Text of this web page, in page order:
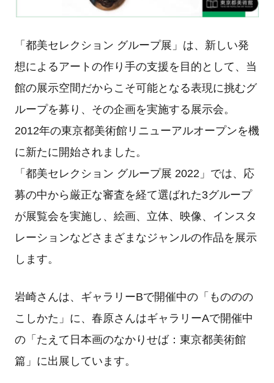
「都美セレクション グループ展」は、新しい発
想によるアートの作り手の支援を目的として、当
館の展示空間だからこそ可能となる表現に挑むグ
ループを募り、その企画を実施する展示会。
2012年の東京都美術館リニューアルオープンを機
に新たに開始されました。
「都美セレクション グループ展 2022」では、応
募の中から厳正な審査を経て選ばれた3グループ
が展覧会を実施し、絵画、立体、映像、インスタ
レーションなどさまざまなジャンルの作品を展示
します。
岩崎さんは、ギャラリーBで開催中の「もののの
こしかた」に、春原さんはギャラリーAで開催中
の「たえて日本画のなかりせば：東京都美術館
篇」に出展しています。